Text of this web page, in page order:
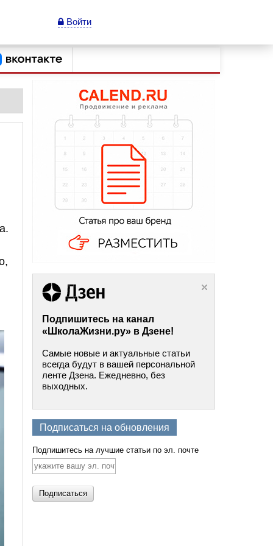
Войти
Подпишитесь на канал
«ШколаЖизни.ру» в Дзене!
Самые новые и актуальные статьи
всегда будут в вашей персональной
ленте Дзена. Ежедневно, без
выходных.
Подписаться на обновления
Подпишитесь на лучшие статьи по эл. почте